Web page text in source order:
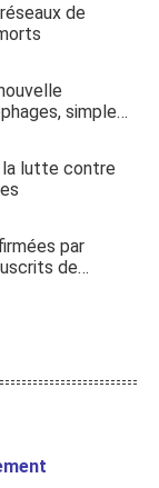
de
simple
lutte contre
par
de